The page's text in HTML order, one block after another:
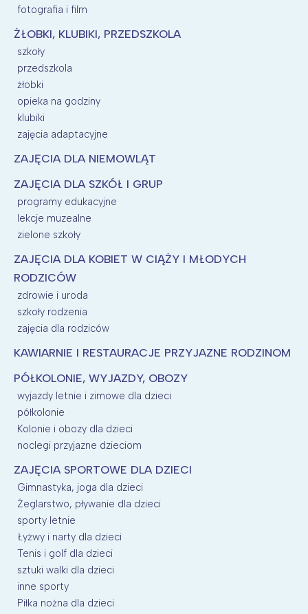
fotografia i film
ŻŁOBKI, KLUBIKI, PRZEDSZKOLA
szkoły
przedszkola
żłobki
opieka na godziny
klubiki
zajęcia adaptacyjne
ZAJĘCIA DLA NIEMOWLĄT
ZAJĘCIA DLA SZKÓŁ I GRUP
programy edukacyjne
lekcje muzealne
zielone szkoły
ZAJĘCIA DLA KOBIET W CIĄŻY I MŁODYCH
RODZICÓW
zdrowie i uroda
szkoły rodzenia
zajęcia dla rodziców
KAWIARNIE I RESTAURACJE PRZYJAZNE RODZINOM
PÓŁKOLONIE, WYJAZDY, OBOZY
wyjazdy letnie i zimowe dla dzieci
półkolonie
Kolonie i obozy dla dzieci
noclegi przyjazne dzieciom
ZAJĘCIA SPORTOWE DLA DZIECI
Gimnastyka, joga dla dzieci
Żeglarstwo, pływanie dla dzieci
sporty letnie
Łyżwy i narty dla dzieci
Tenis i golf dla dzieci
sztuki walki dla dzieci
inne sporty
Piłka nożna dla dzieci